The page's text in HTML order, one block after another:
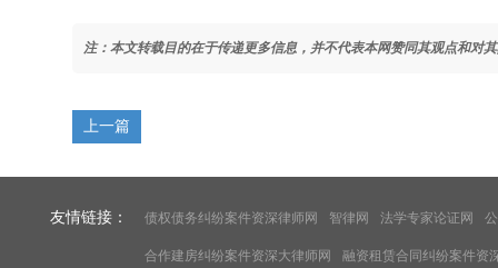
注：本文转载目的在于传递更多信息，并不代表本网赞同其观点和对
上一篇
友情链接： 债权债务纠纷案件资深律师网 智律网 法学专家论证网
合作建房纠纷案件资深大律师网 融资租赁合同纠纷案件资